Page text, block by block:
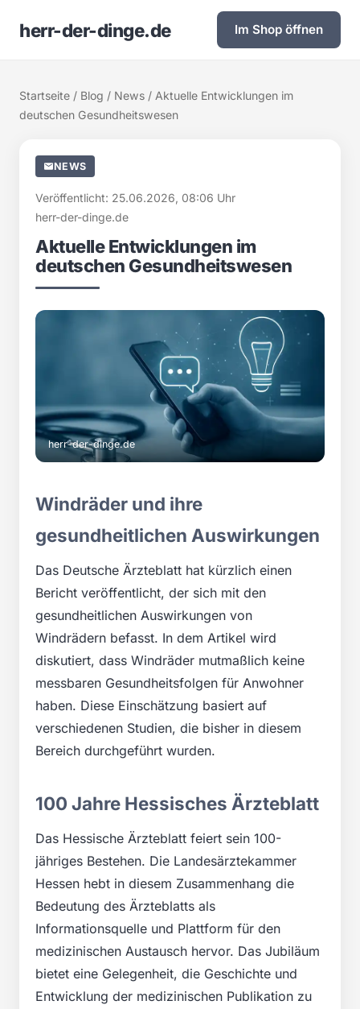
herr-der-dinge.de Im Shop öffnen
Startseite / Blog / News / Aktuelle Entwicklungen im
deutschen Gesundheitswesen
NEWS
Veröffentlicht: 25.06.2026, 08:06 Uhr
herr-der-dinge.de
Aktuelle Entwicklungen im
deutschen Gesundheitswesen
herr-der-dinge.de
Windräder und ihre
gesundheitlichen Auswirkungen
Das Deutsche Ärzteblatt hat kürzlich einen
Bericht veröffentlicht, der sich mit den
gesundheitlichen Auswirkungen von
Windrädern befasst. In dem Artikel wird
diskutiert, dass Windräder mutmaßlich keine
messbaren Gesundheitsfolgen für Anwohner
haben. Diese Einschätzung basiert auf
verschiedenen Studien, die bisher in diesem
Bereich durchgeführt wurden.
100 Jahre Hessisches Ärzteblatt
Das Hessische Ärzteblatt feiert sein 100-
jähriges Bestehen. Die Landesärztekammer
Hessen hebt in diesem Zusammenhang die
Bedeutung des Ärzteblatts als
Informationsquelle und Plattform für den
medizinischen Austausch hervor. Das Jubiläum
bietet eine Gelegenheit, die Geschichte und
Entwicklung der medizinischen Publikation zu